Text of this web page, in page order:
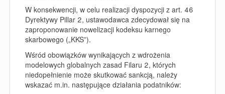
W konsekwencji, w celu realizacji dyspozycji z art. 46
Dyrektywy Pillar 2, ustawodawca zdecydował się na
zaproponowanie nowelizacji kodeksu karnego
skarbowego („KKS”).
Wśród obowiązków wynikających z wdrożenia
modelowych globalnych zasad Filaru 2, których
niedopełnienie może skutkować sankcją, należy
wskazać m.in. następujące działania podatników: